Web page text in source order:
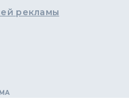
рекламы